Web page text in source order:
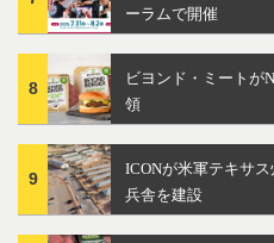
ーラムで開催
8
ビヨンド・ミートが
領
9
ICONが米軍テキサ
兵舎を建設